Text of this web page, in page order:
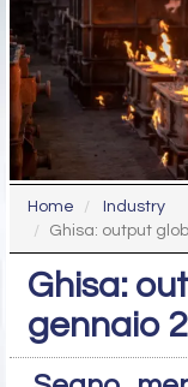
Home
Industry
Ghisa: output
Ghisa:
gennaio